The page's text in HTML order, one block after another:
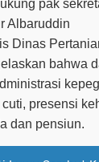
pak
Albaruddin
Dinas
bahwa
presensi
dan pensiun.